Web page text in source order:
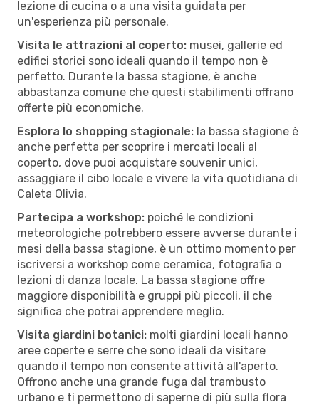
lezione di cucina o a una visita guidata per
un'esperienza più personale.
Visita le attrazioni al coperto: musei, gallerie ed
edifici storici sono ideali quando il tempo non è
perfetto. Durante la bassa stagione, è anche
abbastanza comune che questi stabilimenti offrano
offerte più economiche.
Esplora lo shopping stagionale: la bassa stagione è
anche perfetta per scoprire i mercati locali al
coperto, dove puoi acquistare souvenir unici,
assaggiare il cibo locale e vivere la vita quotidiana di
Caleta Olivia.
Partecipa a workshop: poiché le condizioni
meteorologiche potrebbero essere avverse durante i
mesi della bassa stagione, è un ottimo momento per
iscriversi a workshop come ceramica, fotografia o
lezioni di danza locale. La bassa stagione offre
maggiore disponibilità e gruppi più piccoli, il che
significa che potrai apprendere meglio.
Visita giardini botanici: molti giardini locali hanno
aree coperte e serre che sono ideali da visitare
quando il tempo non consente attività all'aperto.
Offrono anche una grande fuga dal trambusto
urbano e ti permettono di saperne di più sulla flora